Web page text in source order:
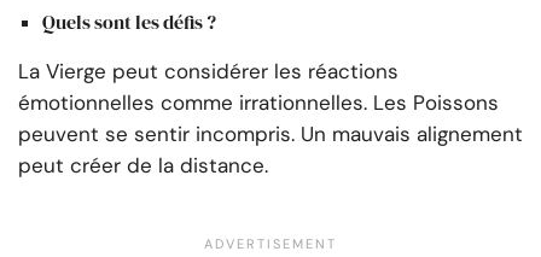
Quels sont les défis ?
La Vierge peut considérer les réactions
émotionnelles comme irrationnelles. Les Poissons
peuvent se sentir incompris. Un mauvais alignement
peut créer de la distance.